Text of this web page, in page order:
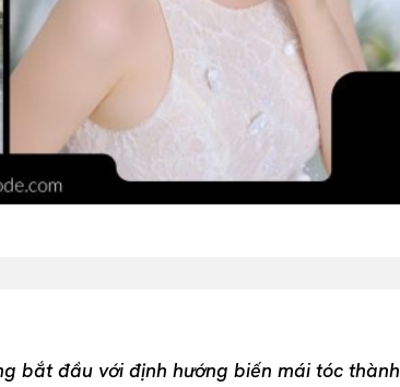
bắt đầu với định hướng biến mái tóc thành